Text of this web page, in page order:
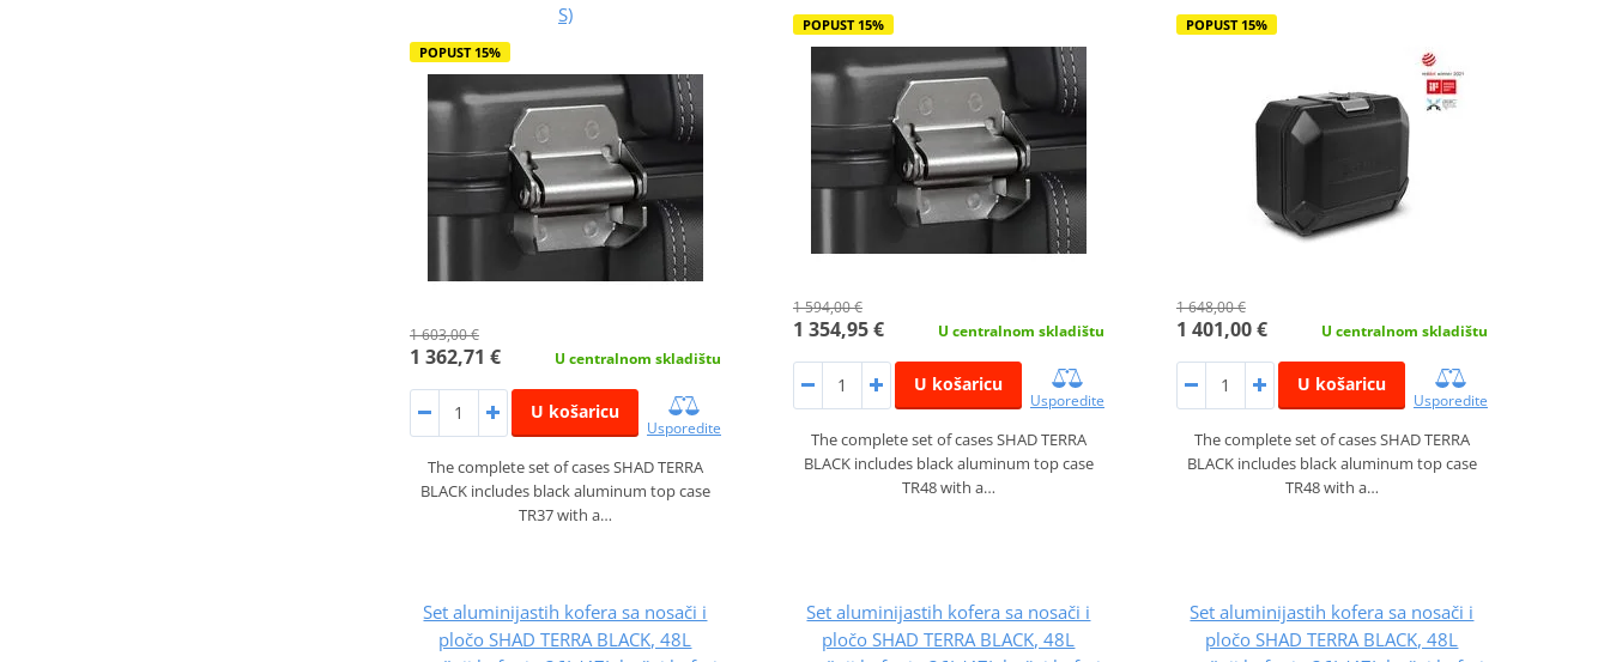
S)
POPUST 15%
1 603,00 €
1 362,71 € U centralnom skladištu
U košaricu
Usporedite
The complete set of cases SHAD TERRA
BLACK includes black aluminum top case
TR37 with a…
POPUST 15%
1 594,00 €
1 354,95 € U centralnom skladištu
U košaricu
Usporedite
The complete set of cases SHAD TERRA
BLACK includes black aluminum top case
TR48 with a…
POPUST 15%
1 648,00 €
1 401,00 € U centralnom skladištu
U košaricu
Usporedite
The complete set of cases SHAD TERRA
BLACK includes black aluminum top case
TR48 with a…
Set aluminijastih kofera sa nosači i
pločo SHAD TERRA BLACK, 48L
Set aluminijastih kofera sa nosači i
pločo SHAD TERRA BLACK, 48L
Set aluminijastih kofera sa nosači i
pločo SHAD TERRA BLACK, 48L